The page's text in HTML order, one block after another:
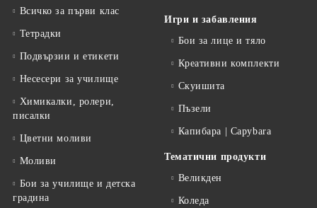
Всичко за първи клас
Тетрадки
Подвързии и етикети
Несесери за училище
Химикалки, ролери,
писалки
Цветни моливи
Моливи
Бои за училище и детска
градина
Игри и забавления
Бои за лице и тяло
Креативни комплекти
Скуишита
Пъзели
Капибара | Capybara
Тематични продукти
Великден
Коледа